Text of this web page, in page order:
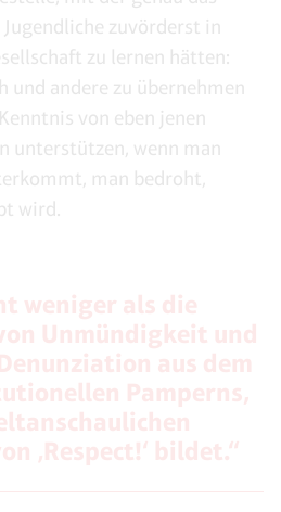
zuvörderst in
zu lernen hätten:
und andere zu übernehmen
von eben jenen
unterstützen, wenn man
man bedroht,
wird.